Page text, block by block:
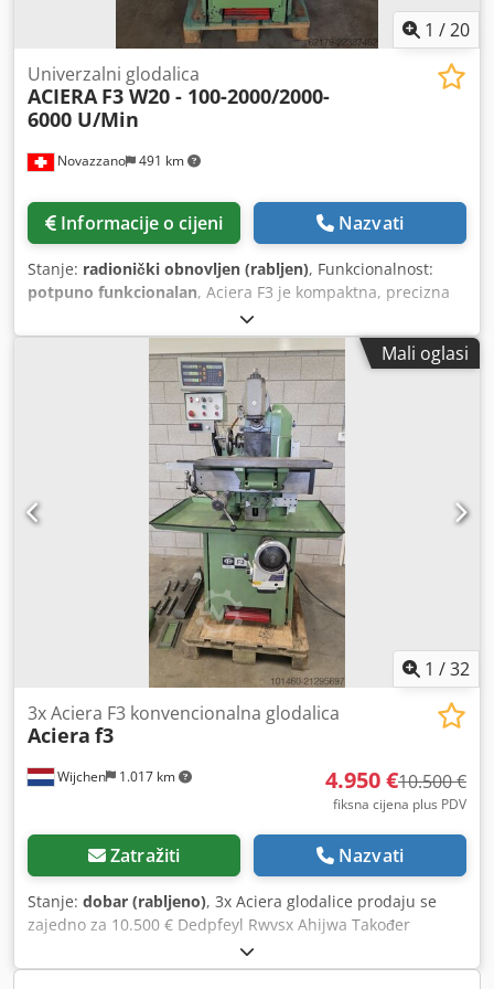
1 /20
Novazzano 491 km
Univerzalni glodalica
ACIERA F3 W20 - 100-2000/2000-
6000 U/Min
Informacije o cijeni Nazvati
Stanje: radionički obnovljen (rabljen), Funkcionalnost:
potpuno funkcionalan, Aciera F3 je kompaktna, precizna
stolna glodalica, cijenjena zbog svoje čvrste konstrukcije i
izvrsne kvalitete obrade površine. Popularna je u
radionicama za izradu alata i prototipova, a omogućuje
preciznu obradu manjih i srednjih dijelova. Dwodpfx
Mali oglasi
1 /32
Wijchen 1.017 km
3x Aciera F3 konvencionalna glodalica
Aciera f3
4.950 €10.500 €
fiksna cijena plus PDV
Zatražiti Nazvati
Stanje: dobar (rabljeno), 3x Aciera glodalice prodaju se
zajedno za 10.500 € Dedpfeyl Rwvsx Ahijwa Također
dostupne pojedinačno Slika 1 frekvencijski upravljana
4.950 € Slika 2 3.950 € Slika 3 3.450 € Opće informacije